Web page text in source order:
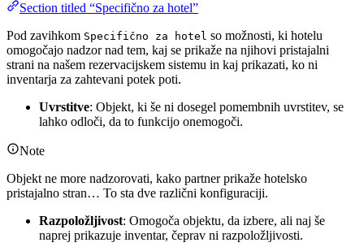
Section titled “Specifično za hotel”
Pod zavihkom Specifično za hotel so možnosti, ki hotelu
omogočajo nadzor nad tem, kaj se prikaže na njihovi pristajalni
strani na našem rezervacijskem sistemu in kaj prikazati, ko ni
inventarja za zahtevani potek poti.
Uvrstitve: Objekt, ki še ni dosegel pomembnih uvrstitev, se
lahko odloči, da to funkcijo onemogoči.
Note
Objekt ne more nadzorovati, kako partner prikaže hotelsko
pristajalno stran… To sta dve različni konfiguraciji.
Razpoložljivost: Omogoča objektu, da izbere, ali naj še
naprej prikazuje inventar, čeprav ni razpoložljivosti.